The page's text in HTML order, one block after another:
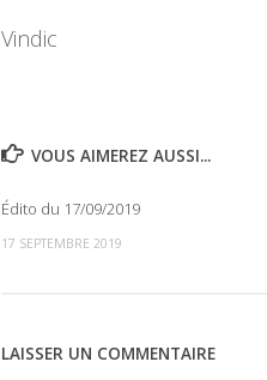
Vindic
VOUS AIMEREZ AUSSI...
Édito du 17/09/2019
17 SEPTEMBRE 2019
LAISSER UN COMMENTAIRE